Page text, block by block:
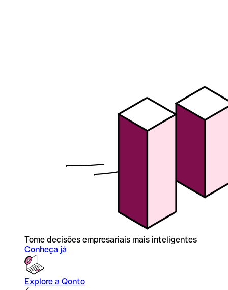
Tome decisões empresariais mais inteligentes
Conheça já
Explore a Qonto